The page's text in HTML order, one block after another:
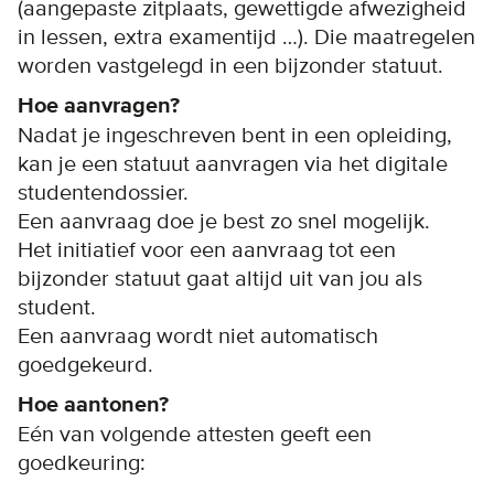
(aangepaste zitplaats, gewettigde afwezigheid
in lessen, extra examentijd …). Die maatregelen
worden vastgelegd in een bijzonder statuut.
Hoe aanvragen?
Nadat je ingeschreven bent in een opleiding,
kan je een statuut aanvragen via het digitale
studentendossier.
Een aanvraag doe je best zo snel mogelijk.
Het initiatief voor een aanvraag tot een
bijzonder statuut gaat altijd uit van jou als
student.
Een aanvraag wordt niet automatisch
goedgekeurd.
Hoe aantonen?
Eén van volgende attesten geeft een
goedkeuring: